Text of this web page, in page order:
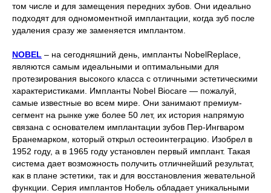
том числе и для замещения передних зубов. Они идеально
подходят для одномоментной имплантации, когда зуб после
удаления сразу же заменяется имплантом.
NOBEL – на сегодняшний день, импланты NobelReplace,
являются самым идеальными и оптимальными для
протезирования высокого класса с отличными эстетическими
характеристиками. Импланты Nobel Biocare — пожалуй,
самые известные во всем мире. Они занимают премиум-
сегмент на рынке уже более 50 лет, их история напрямую
связана с основателем имплантации зубов Пер-Ингваром
Бранемарком, который открыл остеоинтеграцию. Изобрел в
1952 году, а в 1965 году установлен первый имплант. Такая
система дает возможность получить отличнейший результат,
как в плане эстетики, так и для восстановления жевательной
функции. Серия имплантов Нобель обладает уникальными